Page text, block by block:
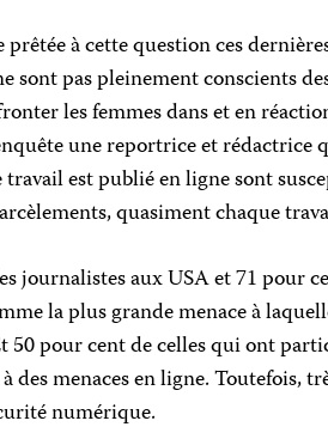
à cette question ces
sont pas pleinement conscients
les femmes dans et en
une reportrice et rédactrice
est publié en ligne sont
quasiment chaque
journalistes aux USA et 71 pour
la plus grande menace à
50 pour cent de celles qui ont
des menaces en ligne. Toutefois,
numérique.